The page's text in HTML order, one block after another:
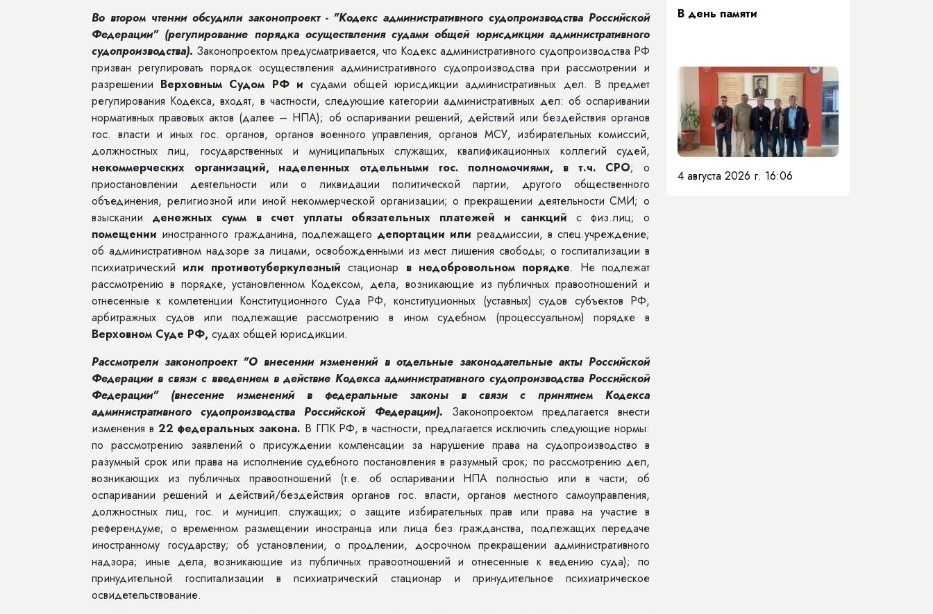
Во втором чтении обсудили законопроект - "Кодекс административного судопроизводства Российской
Федерации"(регулирование порядка осуществления судами общей юрисдикции административного
судопроизводства). Законопроектом предусматривается, что Кодекс административного судопроизводства РФ
призван регулировать порядок осуществления административного судопроизводства при рассмотрении и
разрешении Верховным Судом РФ и судами общей юрисдикции административных дел. В предмет
регулирования Кодекса, входят, в частности, следующие категории административных дел: об оспаривании
нормативных правовых актов (далее – НПА); об оспаривании решений, действий или бездействия органов
гос. власти и иных гос. органов, органов военного управления, органов МСУ, избирательных комиссий,
должностных лиц, государственных и муниципальных служащих, квалификационных коллегий судей,
некоммерческих организаций, наделенных отдельными гос. полномочиями, в т.ч. СРО; о
приостановлении деятельности или о ликвидации политической партии, другого общественного
объединения, религиозной или иной некоммерческой организации; о прекращении деятельности СМИ; о
взыскании денежных сумм в счет уплаты обязательных платежей и санкций с физ.лиц; о
помещении иностранного гражданина, подлежащего депортации или реадмиссии, в спец.учреждение;
об административном надзоре за лицами, освобожденными из мест лишения свободы; о госпитализации в
психиатрический или противотуберкулезный стационар в недобровольном порядке. Не подлежат
рассмотрению в порядке, установленном Кодексом, дела, возникающие из публичных правоотношений и
отнесенные к компетенции Конституционного Суда РФ, конституционных (уставных) судов субъектов РФ,
арбитражных судов или подлежащие рассмотрению в ином судебном (процессуальном) порядке в
Верховном Суде РФ, судах общей юрисдикции.
Рассмотрели законопроект "О внесении изменений в отдельные законодательные акты Российской
Федерации в связи с введением в действие Кодекса административного судопроизводства Российской
Федерации" (внесение изменений в федеральные законы в связи с принятием Кодекса
административного судопроизводства Российской Федерации). Законопроектом предлагается внести
изменения в 22 федеральных закона. В ГПК РФ, в частности, предлагается исключить следующие нормы:
по рассмотрению заявлений о присуждении компенсации за нарушение права на судопроизводство в
разумный срок или права на исполнение судебного постановления в разумный срок; по рассмотрению дел,
возникающих из публичных правоотношений (т.е. об оспаривании НПА полностью или в части; об
оспаривании решений и действий/бездействия органов гос. власти, органов местного самоуправления,
должностных лиц, гос. и муницип. служащих; о защите избирательных прав или права на участие в
референдуме; о временном размещении иностранца или лица без гражданства, подлежащих передаче
иностранному государству; об установлении, о продлении, досрочном прекращении административного
надзора; иные дела, возникающие из публичных правоотношений и отнесенные к ведению суда); по
принудительной госпитализации в психиатрический стационар и принудительное психиатрическое
освидетельствование.
​В день памяти
4 августа 2026 г. 16:06